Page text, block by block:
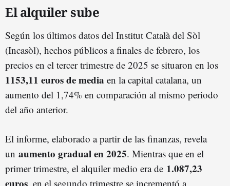
El alquiler sube
Según los últimos datos del Institut Català del Sòl
(Incasòl), hechos públicos a finales de febrero, los
precios en el tercer trimestre de 2025 se situaron en los
1153,11 euros de media en la capital catalana, un
aumento del 1,74% en comparación al mismo periodo
del año anterior.
El informe, elaborado a partir de las finanzas, revela
un aumento gradual en 2025. Mientras que en el
primer trimestre, el alquiler medio era de 1.087,23
, en el segundo trimestre se incrementó a